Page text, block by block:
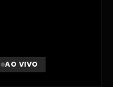
AO VIVO